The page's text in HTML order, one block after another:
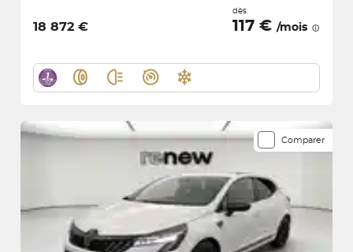
18 872 €
dès
117 € /mois
Comparer